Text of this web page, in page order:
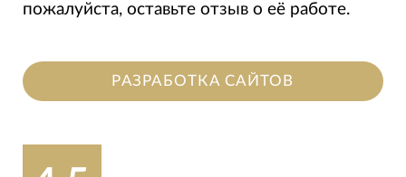
пожалуйста, оставьте отзыв о её работе.
РАЗРАБОТКА САЙТОВ